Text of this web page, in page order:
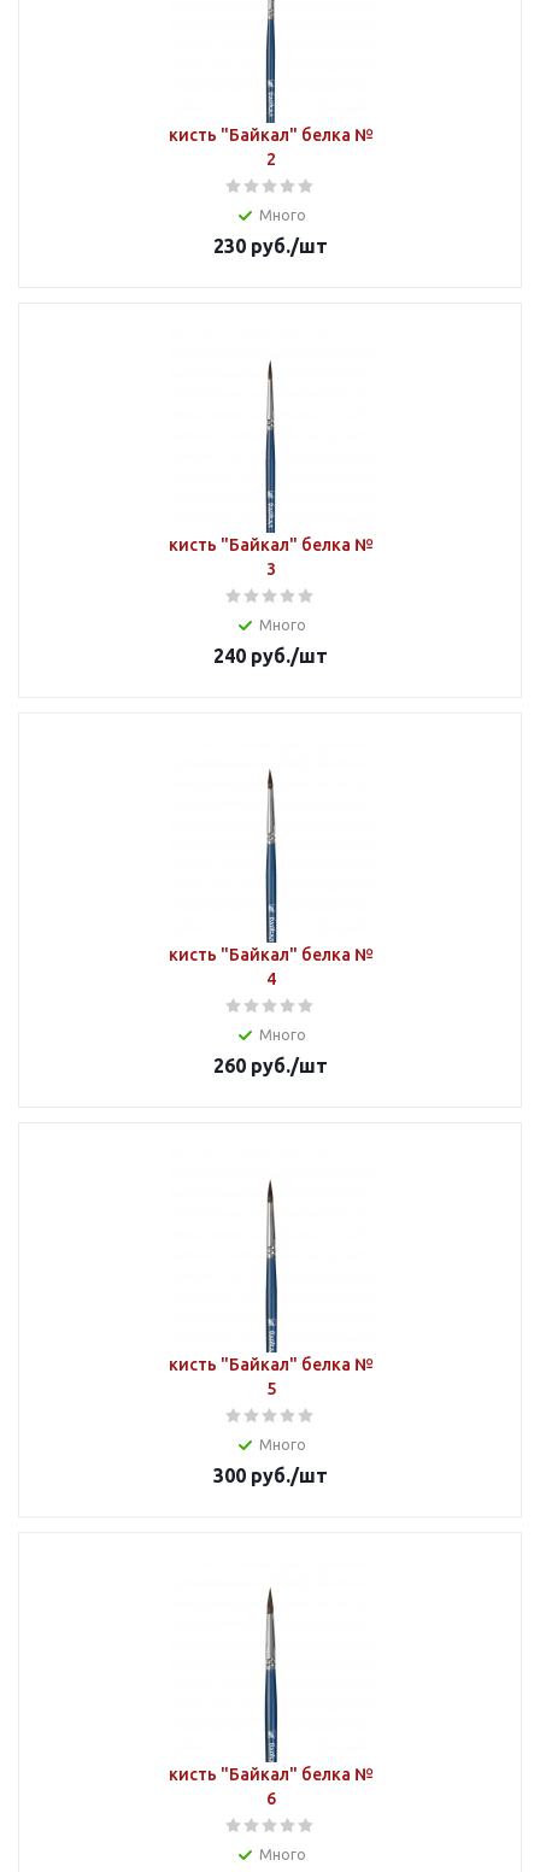
кисть "Байкал" белка №
2
Много
230 руб./шт
кисть "Байкал" белка №
3
Много
240 руб./шт
кисть "Байкал" белка №
4
Много
260 руб./шт
кисть "Байкал" белка №
5
Много
300 руб./шт
кисть "Байкал" белка №
6
Много